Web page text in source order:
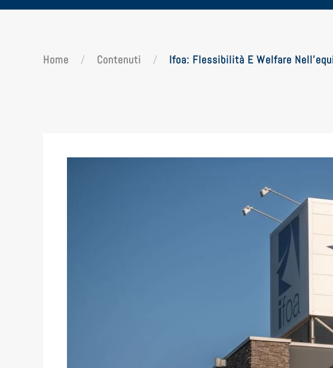
Home Contenuti Ifoa: Flessibilità E Welfare